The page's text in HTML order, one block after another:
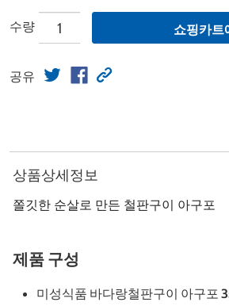
수량 쇼핑카트
공유
상품상세정보
쫄깃한 순살로 만든 철판구이 아구포
제품 구성
미성식품 바다랑철판구이 아구포